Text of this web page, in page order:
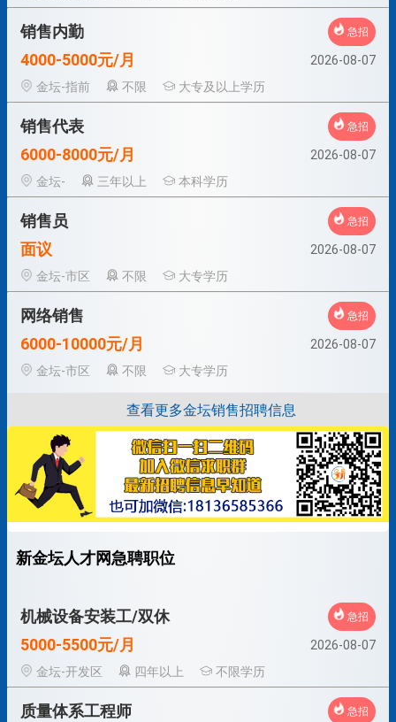
销售内勤 急招
4000-5000元/月
2026-08-07
金坛-指前
不限 大专及以上学历
销售代表 急招
6000-8000元/月
2026-08-07
金坛-
三年以上 本科学历
销售员 急招
面议
2026-08-07
金坛-市区
不限 大专学历
网络销售 急招
6000-10000元/月
2026-08-07
金坛-市区
不限 大专学历
查看更多金坛销售招聘信息
新金坛人才网急聘职位
机械设备安装工/双休 急招
5000-5500元/月
2026-08-07
金坛-开发区
四年以上 不限学历
质量体系工程师 急招